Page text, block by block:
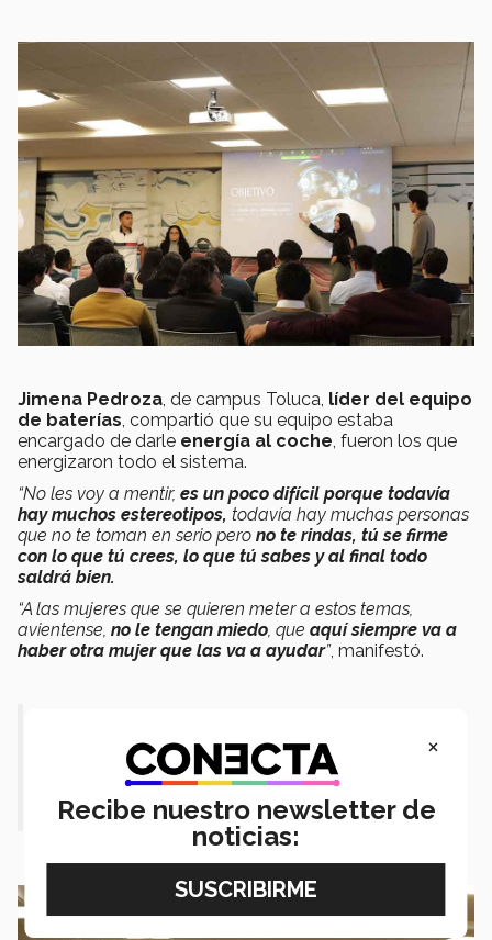
Jimena Pedroza, de campus Toluca, líder del equipo
de baterías, compartió que su equipo estaba
encargado de darle energía al coche, fueron los que
energizaron todo el sistema.
“No les voy a mentir, es un poco difícil porque todavía
hay muchos estereotipos, todavía hay muchas personas
que no te toman en serio pero no te rindas, tú se firme
con lo que tú crees, lo que tú sabes y al final todo
saldrá bien.
“A las mujeres que se quieren meter a estos temas,
avientense, no le tengan miedo, que aquí siempre va a
haber otra mujer que las va a ayudar”, manifestó.
que las va a ayudar”.- Jimena
Pedroza.
×
Recibe nuestro newsletter de
noticias: